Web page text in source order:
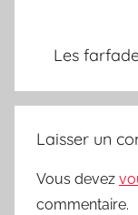
Les
Laisser un
Vous devez
commentaire.